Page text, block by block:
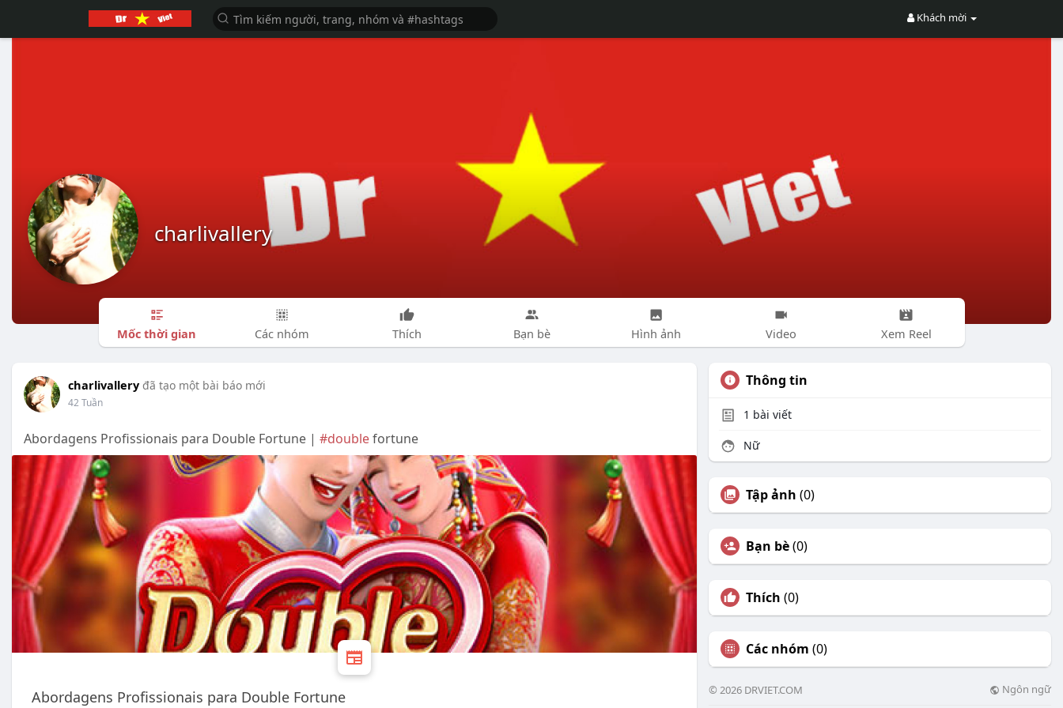
Khách mời
charlivallery
Mốc thời gian Các nhóm Thích Bạn bè Hình ảnh Video Xem Reel
charlivallery đã tạo một bài báo mới
42 Tuần
Abordagens Profissionais para Double Fortune | #doublefortune
Abordagens Profissionais para Double Fortune
Thông tin
1 bài viết
Nữ
Tập ảnh (0)
Bạn bè(0)
Thích (0)
Các nhóm (0)
© 2026 DRVIET.COM Ngôn ngữ